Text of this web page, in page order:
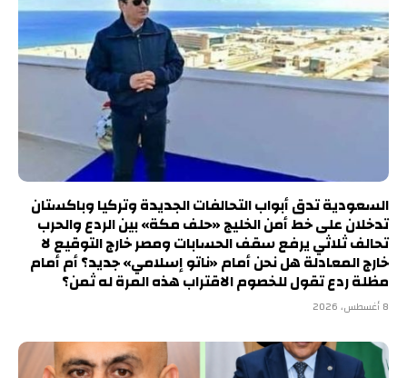
السعودية تدق أبواب التحالفات الجديدة وتركيا وباكستان
تدخلان على خط أمن الخليج «حلف مكة» بين الردع والحرب
تحالف ثلاثي يرفع سقف الحسابات ومصر خارج التوقيع لا
خارج المعادلة هل نحن أمام «ناتو إسلامي» جديد؟ أم أمام
مظلة ردع تقول للخصوم الاقتراب هذه المرة له ثمن؟
8 أغسطس، 2026